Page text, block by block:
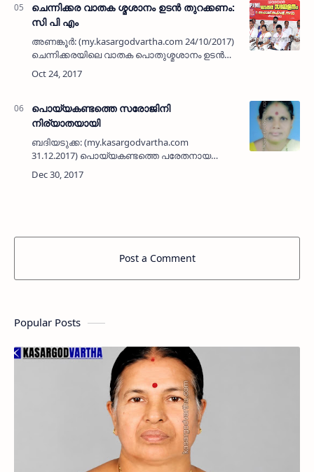
ചെന്നിക്കര വാതക ശ്മശാനം ഉടന്‍ തുറക്കണം:
സി പി എം
അണങ്കൂര്‍: (my.kasargodvartha.com 24/10/2017)
ചെന്നിക്കരയിലെ വാതക പൊതുശ്മശാനം ഉടന്‍
തുറന്നുകൊടുക്കണമെന്ന് സി പി എം വിദ്യാനഗര്‍
ലോക്കല്‍ സമ്മേളനം ആവശ്യപ്പെട്ടു.
പൊയ്യകണ്ടത്തെ സരോജിനി
നിര്യാതയായി
ബദിയടുക്ക: (my.kasargodvartha.com
31.12.2017) പൊയ്യകണ്ടത്തെ പരേതനായ
ബാബുവിന്റെ ഭാര്യ സരോജിനി (65)
നിര്യാതയായി. ഏകമകന്‍ പൊടിപള്ള ചീരുംബാ
Post a Comment
Popular Posts